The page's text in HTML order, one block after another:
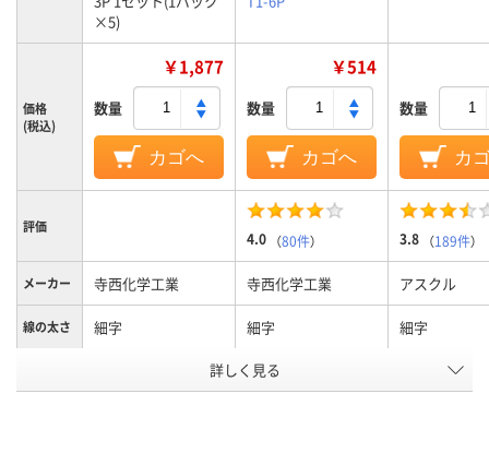
×5)
価格
(税込)
￥1,877
数量
カゴへ
￥514
数量
カゴへ
数量
カ
評価
4.0 （80件） 3.8 （189件）
メーカー 寺西化学工業 寺西化学工業 アスクル
線の太さ 細字 細字 細字
黒
詳しく見る